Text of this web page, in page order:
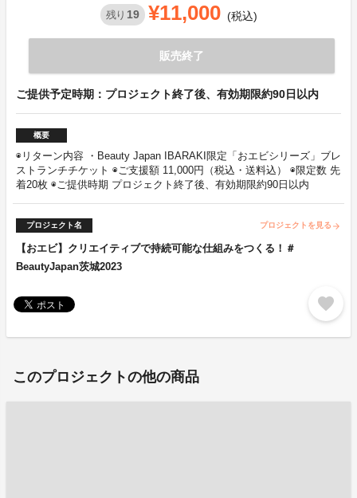
残り 19 ¥11,000 (税込)
販売終了
ご提供予定時期：プロジェクト終了後、有効期限約90日以内
概要
◉リターン内容 ・Beauty Japan IBARAKI限定「おエビシリーズ」ブレ
ストランチチケット ◉ご支援額 11,000円（税込・送料込） ◉限定数 先
着20枚 ◉ご提供時期 プロジェクト終了後、有効期限約90日以内
プロジェクト名 プロジェクトを見る arrow_forward
【おエビ】クリエイティブで持続可能な仕組みをつくる！＃
BeautyJapan茨城2023
favorite
このプロジェクトの他の商品